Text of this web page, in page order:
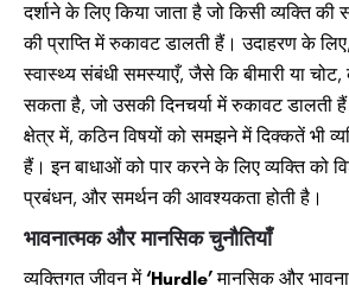
दर्शाने के लिए किया जाता है जो किसी व्यक्ति की
की प्राप्ति में रुकावट डालती हैं। उदाहरण के
स्वास्थ्य संबंधी समस्याएँ, जैसे कि बीमारी या
सकता है, जो उसकी दिनचर्या में रुकावट डालती
क्षेत्र में, कठिन विषयों को समझने में दिक्कतें भी
हैं। इन बाधाओं को पार करने के लिए व्यक्ति को
प्रबंधन, और समर्थन की आवश्यकता होती है।
भावनात्मक और मानसिक चुनौतियाँ
व्यक्तिगत जीवन में‘Hurdle’मानसिक और